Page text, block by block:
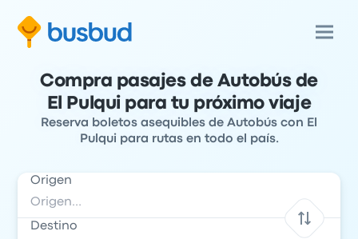
Compra pasajes de Autobús de
El Pulqui para tu próximo viaje
Reserva boletos asequibles de Autobús con El
Pulqui para rutas en todo el país.
Origen
Destino